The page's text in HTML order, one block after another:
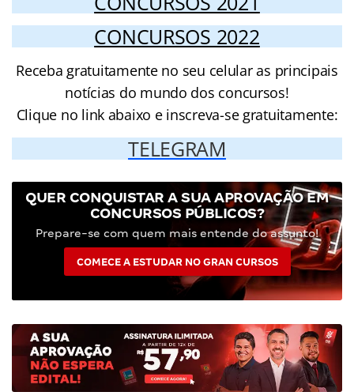
CONCURSOS 2022
Receba gratuitamente no seu celular as principais
notícias do mundo dos concursos!
Clique no link abaixo e inscreva-se gratuitamente:
TELEGRAM
QUER CONQUISTAR A SUA APROVAÇÃO EM
CONCURSOS PÚBLICOS?
Prepare-se com quem mais entende do assunto!
COMECE A ESTUDAR NO GRAN CURSOS